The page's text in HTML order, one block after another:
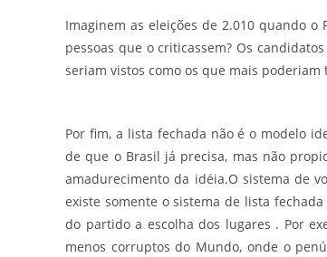
Imaginem as eleições de 2.010 quando
pessoas que o criticassem? Os
seriam vistos como os que mais
Por fim, a lista fechada não é o modelo
de que o Brasil já precisa, mas não
amadurecimento da idéia.O sistema de
existe somente o sistema de lista
do partido a escolha dos lugares . Por
menos corruptos do Mundo, onde o